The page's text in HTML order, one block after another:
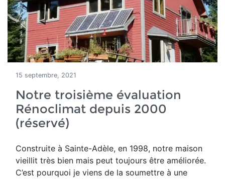
15 septembre, 2021
Notre troisième évaluation
Rénoclimat depuis 2000
(réservé)
Construite à Sainte-Adèle, en 1998, notre maison
vieillit très bien mais peut toujours être améliorée.
C’est pourquoi je viens de la soumettre à une